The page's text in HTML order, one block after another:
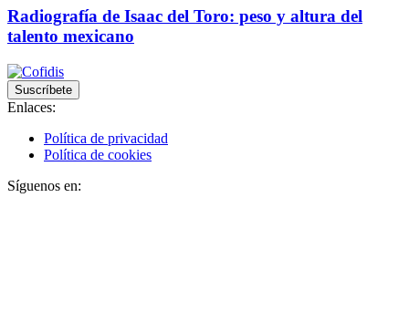
Radiografía de Isaac del Toro: peso y altura del
talento mexicano
Suscríbete
Enlaces:
Política de privacidad
Política de cookies
Síguenos en: